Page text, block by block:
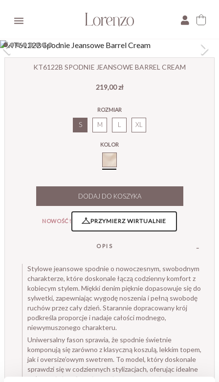

KT6122B SPODNIE JEANSOWE BARREL CREAM
219,00 zł
ROZMIAR
S M L XL
KOLOR
Cream_
DODAJ DO KOSZYKA
NOWOŚĆ! PRZYMIERZ WIRTUALNIE
OPIS
Stylowe jeansowe spodnie o nowoczesnym, swobodnym
charakterze, które doskonale łączą codzienny komfort z
kobiecym stylem. Miękki denim pięknie dopasowuje się do
sylwetki, zapewniając wygodę noszenia i pełną swobodę
ruchów przez cały dzień. Starannie dopracowany krój
podkreśla proporcje i nadaje całości modnego,
niewymuszonego charakteru.
Uniwersalny fason sprawia, że spodnie świetnie
komponują się zarówno z klasyczną koszulą, lekkim topem,
jak i oversize’owym swetrem. To model, który doskonale
sprawdzi się w codziennych stylizacjach, oferując idealne
połączenie komfortu i ponadczasowego stylu.